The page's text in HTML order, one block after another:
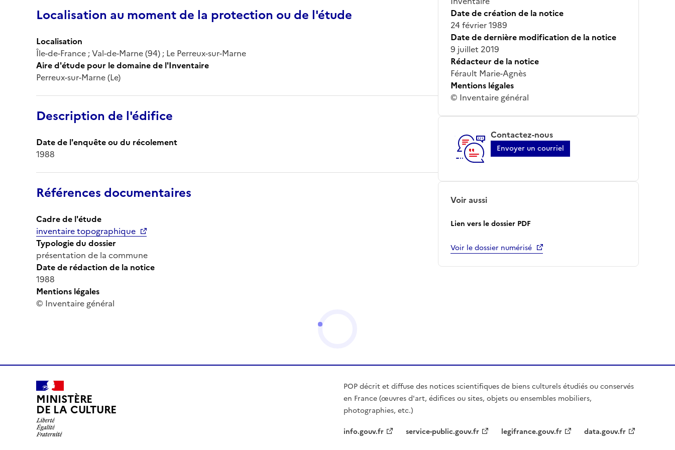
Localisation au moment de la protection ou de l'étude
Localisation
Île-de-France ; Val-de-Marne (94) ; Le Perreux-sur-Marne
Aire d'étude pour le domaine de l'Inventaire
Perreux-sur-Marne (Le)
Description de l'édifice
Date de l'enquête ou du récolement
1988
Références documentaires
Cadre de l'étude
inventaire topographique
Typologie du dossier
présentation de la commune
Date de rédaction de la notice
1988
Mentions légales
© Inventaire général
Date de création de la notice
24 février 1989
Date de dernière modification de la notice
9 juillet 2019
Rédacteur de la notice
Férault Marie-Agnès
Mentions légales
© Inventaire général
Contactez-nous
Envoyer un courriel
Voir aussi
Lien vers le dossier PDF
Voir le dossier numérisé
MINISTÈRE
DE LA CULTURE
POP décrit et diffuse des notices scientifiques de biens culturels étudiés ou conservés
en France (œuvres d'art, édifices ou sites, objets ou ensembles mobiliers,
photographies, etc.)
info.gouv.fr
service-public.gouv.fr legifrance.gouv.fr data.gouv.fr